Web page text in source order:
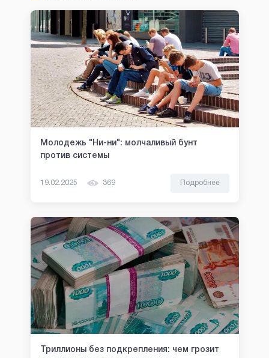
Молодежь "Ни-ни": молчаливый бунт
против системы
19.02.2025 369 Подробнее
Триллионы без подкрепления: чем грозит